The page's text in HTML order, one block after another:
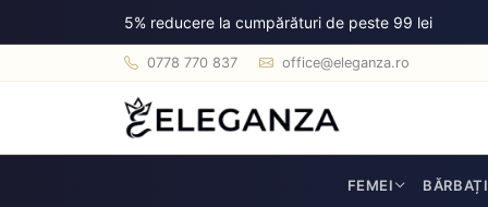
5% reducere la cumpărături de peste 99 lei
0778 770 837 office@eleganza.ro
FEMEI BĂRBAȚI